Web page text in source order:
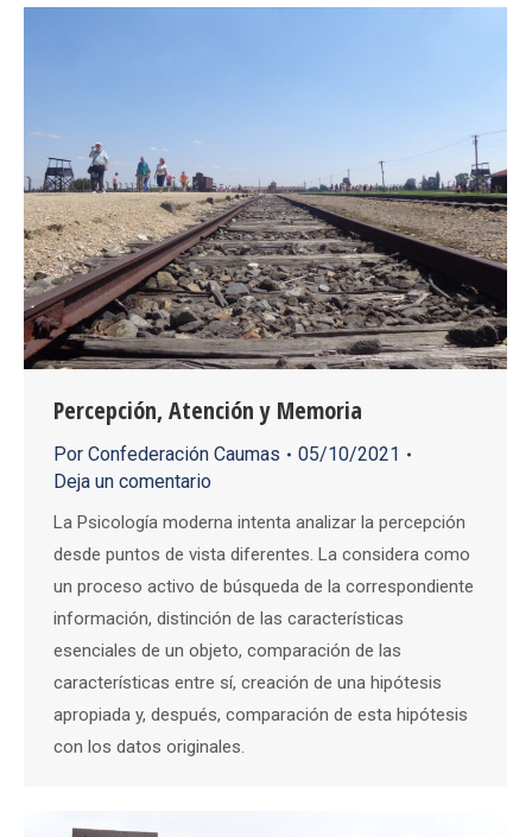
Percepción, Atención y Memoria
Por Confederación Caumas
05/10/2021
Deja un comentario
La Psicología moderna intenta analizar la percepción
desde puntos de vista diferentes. La considera como
un proceso activo de búsqueda de la correspondiente
información, distinción de las características
esenciales de un objeto, comparación de las
características entre sí, creación de una hipótesis
apropiada y, después, comparación de esta hipótesis
con los datos originales.